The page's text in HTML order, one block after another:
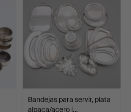
Bandejas para servir, plata
alpaca/acero i…